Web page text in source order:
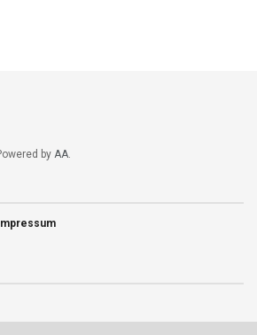
by AA.
Impressum